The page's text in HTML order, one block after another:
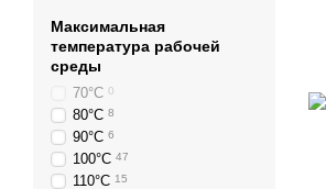
61 мм 1
62 мм 0
63 мм
64 мм
65 мм
66 мм
66,5 мм
70 мм 5
Максимальная
температура рабочей
среды
70°С 0
80°С 8
90°С 6
100°С 47
110°С 15